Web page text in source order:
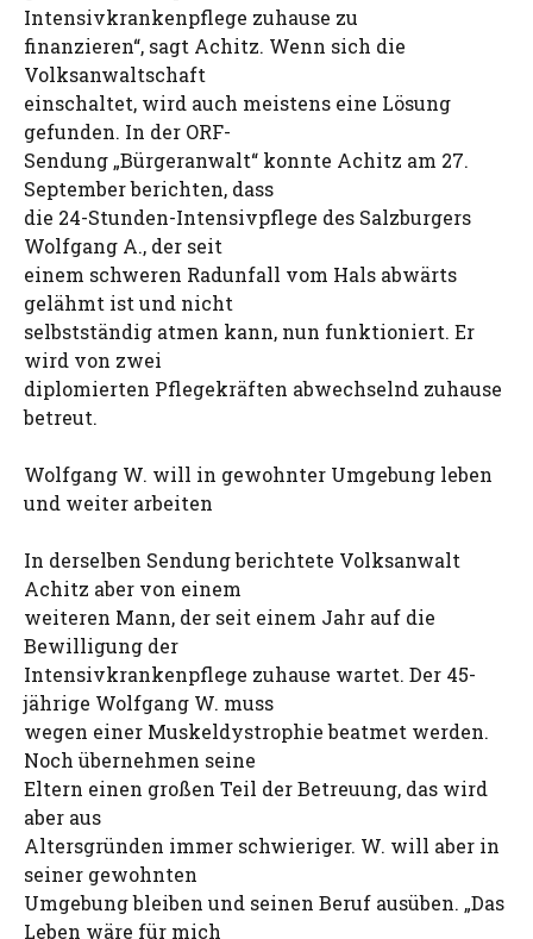
Intensivkrankenpflege zuhause zu
finanzieren“, sagt Achitz. Wenn sich die
Volksanwaltschaft
einschaltet, wird auch meistens eine Lösung
gefunden. In der ORF-
Sendung „Bürgeranwalt“ konnte Achitz am 27.
September berichten, dass
die 24-Stunden-Intensivpflege des Salzburgers
Wolfgang A., der seit
einem schweren Radunfall vom Hals abwärts
gelähmt ist und nicht
selbstständig atmen kann, nun funktioniert. Er
wird von zwei
diplomierten Pflegekräften abwechselnd zuhause
betreut.
Wolfgang W. will in gewohnter Umgebung leben
und weiter arbeiten
In derselben Sendung berichtete Volksanwalt
Achitz aber von einem
weiteren Mann, der seit einem Jahr auf die
Bewilligung der
Intensivkrankenpflege zuhause wartet. Der 45-
jährige Wolfgang W. muss
wegen einer Muskeldystrophie beatmet werden.
Noch übernehmen seine
Eltern einen großen Teil der Betreuung, das wird
aber aus
Altersgründen immer schwieriger. W. will aber in
seiner gewohnten
Umgebung bleiben und seinen Beruf ausüben. „Das
Leben wäre für mich